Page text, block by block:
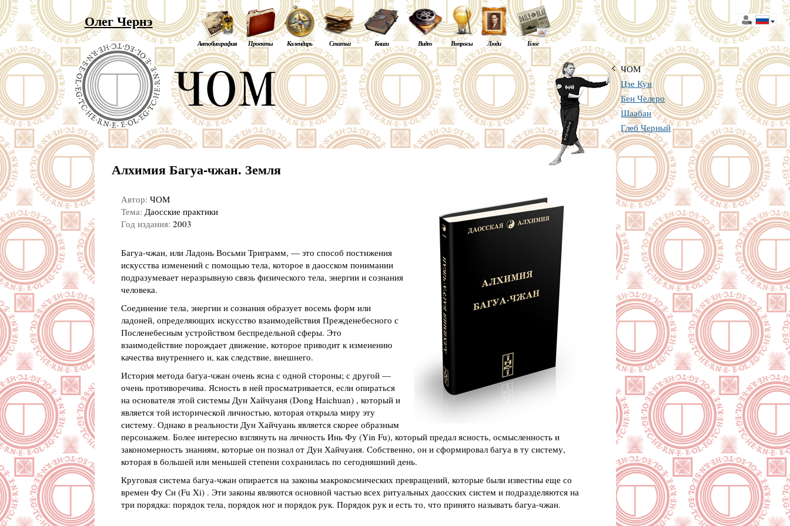
Олег Чернэ
Автобиография Проекты Календарь Статьи Книги Видео Вопросы Люди Блог
ЧОМ
Цзе Кун
Бен Челеро
Шаабан
Глеб Черный
Алхимия Багуа-чжан. Земля
Автор: ЧОМ
Тема: Даосские практики
Год издания: 2003
Багуа-чжан, или Ладонь Восьми Триграмм, — это способ постижения
искусства изменений с помощью тела, которое в даосском понимании
подразумевает неразрывную связь физического тела, энергии и сознания
человека.
Соединение тела, энергии и сознания образует восемь форм или
ладоней, определяющих искусство взаимодействия Прежденебесного с
Посленебесным устройством беспредельной сферы. Это
взаимодействие порождает движение, которое приводит к изменению
качества внутреннего и, как следствие, внешнего.
История метода багуа-чжан очень ясна с одной стороны; с другой —
очень противоречива. Ясность в ней просматривается, если опираться
на основателя этой системы Дун Хайчуаня (Dong Haichuan) , который и
является той исторической личностью, которая открыла миру эту
систему. Однако в реальности Дун Хайчуань является скорее образным
персонажем. Более интересно взглянуть на личность Инь Фу (Yin Fu), который предал ясность, осмысленность и
закономерность знаниям, которые он познал от Дун Хайчуаня. Собственно, он и сформировал багуа в ту систему,
которая в большей или меньшей степени сохранилась по сегодняшний день.
Круговая система багуа-чжан опирается на законы макрокосмических превращений, которые были известны еще со
времен Фу Си (Fu Xi) . Эти законы являются основной частью всех ритуальных даосских систем и подразделяются на
три порядка: порядок тела, порядок ног и порядок рук. Порядок рук и есть то, что принято называть багуа-чжан.